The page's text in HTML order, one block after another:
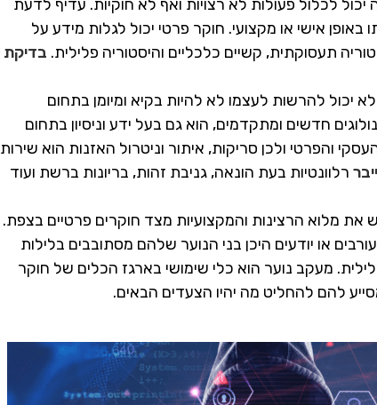
לכלול פעולות לא רצויות ואף לא חוקיות. עדיף לדעת
אישי או מקצועי. חוקר פרטי יכול לגלות מידע על
תעסוקתית, קשיים כלכליים והיסטוריה פלילית. בדיקת
יכול להרשות לעצמו לא להיות בקיא ומיומן בתחום
חדשים ומתקדמים, הוא גם בעל ידע וניסיון בתחום
והפרטי ולכן סריקות, איתור וניטרול האזנות הוא שירות
רלוונטיות בעת הונאה, גניבת זהות, בריונות ברשת ועוד
את מלוא הרצינות והמקצועיות מצד חוקרים פרטיים בצפת.
או יודעים היכן בני הנוער שלהם מסתובבים בלילות
מעקב נוער הוא כלי שימושי בארגז הכלים של חוקר
להם להחליט מה יהיו הצעדים הבאים.